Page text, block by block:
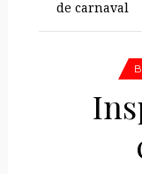
de carnaval